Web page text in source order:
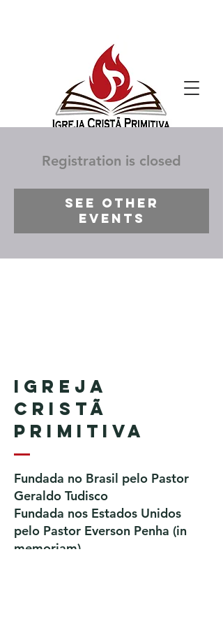
Registration is closed
See other
events
Igreja
Cristã
Primitiva
Fundada no Brasil pelo Pastor
Geraldo Tudisco
Fundada nos Estados Unidos
pelo Pastor Everson Penha​ (in
memoriam)